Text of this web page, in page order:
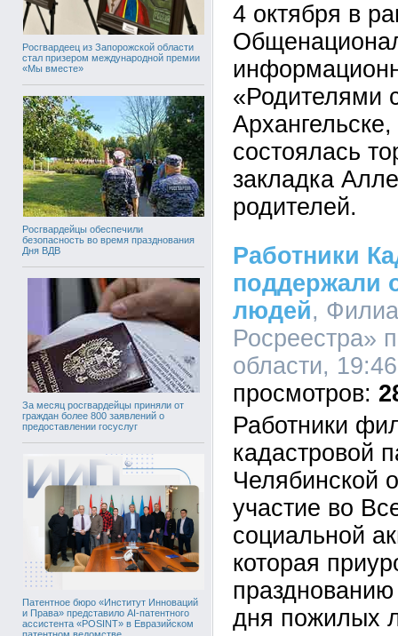
Росгвардеец из Запорожской области
стал призером международной премии
«Мы вместе»
Росгвардейцы обеспечили
безопасность во время празднования
Дня ВДВ
За месяц росгвардейцы приняли от
граждан более 800 заявлений о
предоставлении госуслуг
Патентное бюро «Институт Инноваций
и Права» представило AI-патентного
ассистента «POSINT» в Евразийском
4 октября в
«Родителями
состоялась
закладка
родителей.
Работники
поддержали
людей,
Росреестра»
области,
Работники
кадастровой
Челябинской
участие во
социальной
которая
дня пожилых